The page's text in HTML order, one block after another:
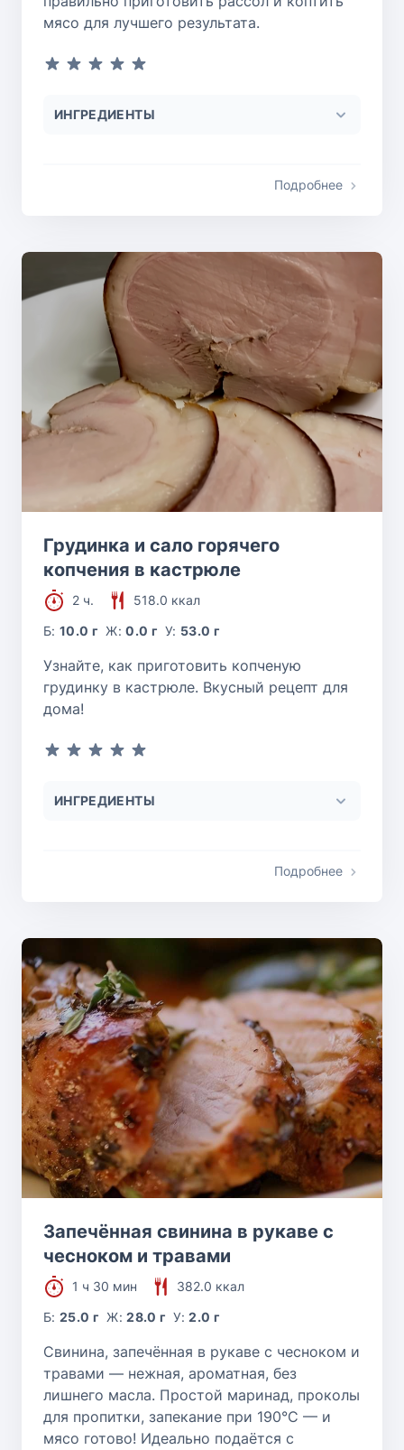
мясо для лучшего результата.
ИНГРЕДИЕНТЫ
Подробнее
Грудинка и сало горячего
копчения в кастрюле
2 ч.
518.0 ккал
Б:10.0 г Ж:0.0 г У: 53.0 г
Узнайте, как приготовить копченую
грудинку в кастрюле. Вкусный рецепт для
дома!
ИНГРЕДИЕНТЫ
Подробнее
Запечённая свинина в рукаве с
чесноком и травами
1 ч 30 мин
382.0 ккал
Б:25.0 г Ж:28.0 г У:2.0 г
Свинина, запечённая в рукаве с чесноком и
травами — нежная, ароматная, без
лишнего масла. Простой маринад, проколы
для пропитки, запекание при 190°C — и
мясо готово! Идеально подаётся с